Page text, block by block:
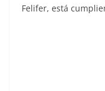
Felifer, está